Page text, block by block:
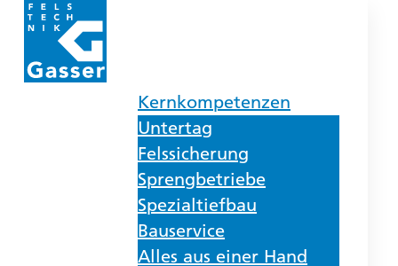
Kernkompetenzen
Untertag
Felssicherung
Sprengbetriebe
Spezialtiefbau
Bauservice
Alles aus einer Hand